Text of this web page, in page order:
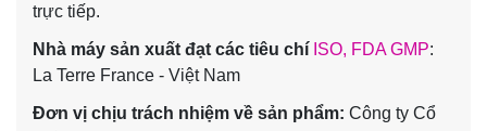
trực tiếp.
Nhà máy sản xuất đạt các tiêu chí ISO, FDA GMP:
La Terre France - Việt Nam
Đơn vị chịu trách nhiệm về sản phẩm: Công ty Cổ